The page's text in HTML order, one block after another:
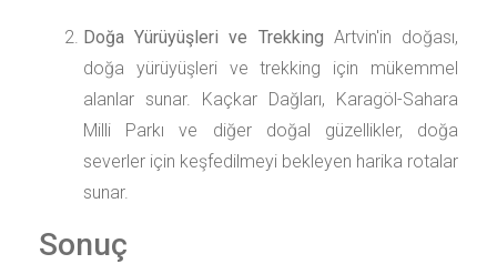
Doğa Yürüyüşleri ve Trekking Artvin'in doğası,
doğa yürüyüşleri ve trekking için mükemmel
alanlar sunar. Kaçkar Dağları, Karagöl-Sahara
Milli Parkı ve diğer doğal güzellikler, doğa
severler için keşfedilmeyi bekleyen harika rotalar
sunar.
Sonuç